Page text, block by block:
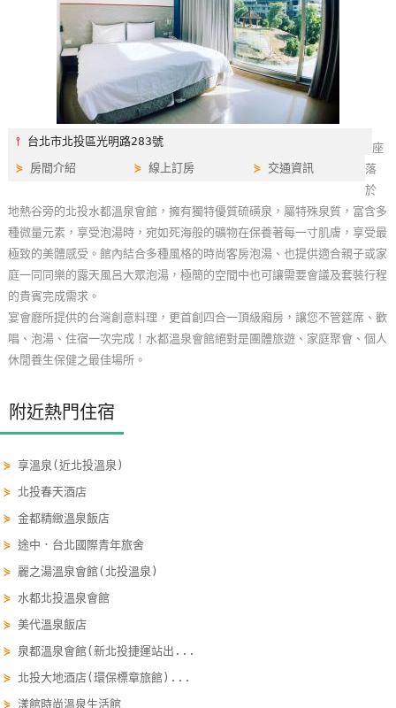
紅
帶
你
玩
玩
樂
顧
客
務
客
滿
意
度
⫯ 台北市北投區光明路283號
⋟ 房間介紹 ⋟線上訂房 ⋟ 交通資訊
座
落
於
地熱谷旁的北投水都溫泉會館，擁有獨特優質硫磺泉，屬特殊泉質，富含多
種微量元素，享受泡湯時，宛如死海般的礦物在保養著每一寸肌膚，享受最
極致的美體感受。館內結合多種風格的時尚客房泡湯、也提供適合親子或家
庭一同同樂的露天風呂大眾泡湯，極簡的空間中也可讓需要會議及套裝行程
的貴賓完成需求。
宴會廳所提供的台灣創意料理，更首創四合一頂級廂房，讓您不管筵席、歡
唱、泡湯、住宿一次完成！水都溫泉會館絕對是團體旅遊、家庭聚會、個人
休閒養生保健之最佳場所。
附近熱門住宿
⋟享溫泉(近北投溫泉)
⋟北投春天酒店
⋟金都精緻溫泉飯店
⋟途中．台北國際青年旅舍
⋟ 麗之湯溫泉會館(北投溫泉)
⋟ 水都北投溫泉會館
⋟美代溫泉飯店
⋟ 泉都溫泉會館(新北投捷運站出...
⋟北投大地酒店(環保標章旅館)...
⋟漾館時尚溫泉生活館